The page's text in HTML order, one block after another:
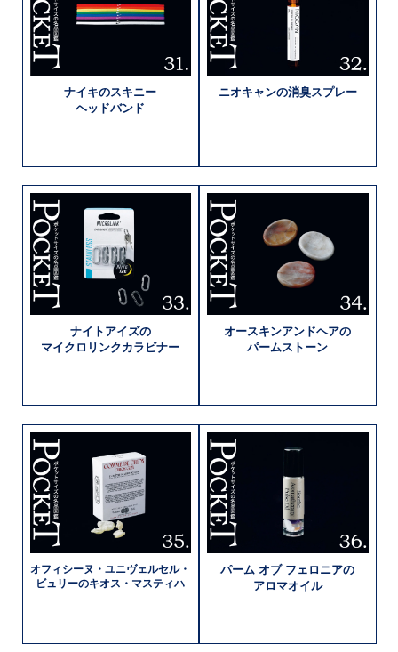
ナイキのスキニー
ヘッドバンド
ニオキャンの消臭スプレー
ナイトアイズの
マイクロリンクカラビナー
オースキンアンドヘアの
パームストーン
オフィシーヌ・ユニヴェルセル・
ビュリーのキオス・マスティハ
パーム オブ フェロニアの
アロマオイル